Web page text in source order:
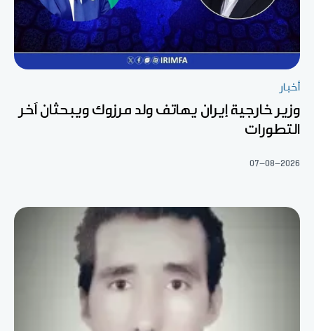
أخبار
وزير خارجية إيران يهاتف ولد مرزوك ويبحثان آخر
التطورات
07-08-2026